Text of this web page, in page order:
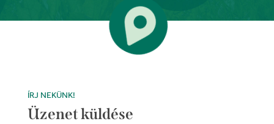

Üzenet küldése
ÍRJ NEKÜNK!